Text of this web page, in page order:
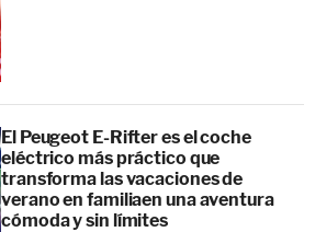
El Peugeot E-Rifter es el coche
eléctrico más práctico que
transforma las vacaciones de
verano en familiaen una aventura
cómoda y sin límites